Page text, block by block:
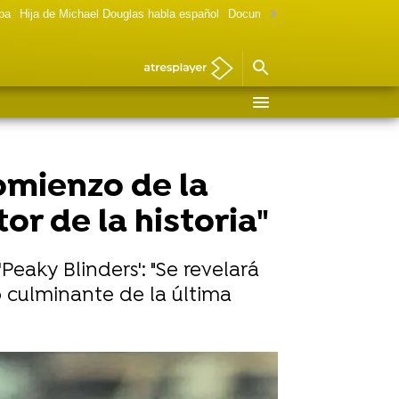
Hija de Michael Douglas habla español Documental Las chicas Gilmore
de la
de la historia"
Blinders': "Se revelará
culminante de la última